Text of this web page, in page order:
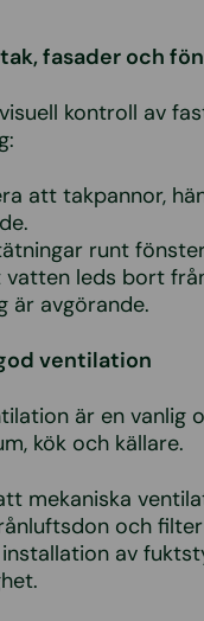
fasader och
kontroll av
att takpannor,
runt
vatten leds bort
är avgörande.
ventilation
är en vanlig
kök och källare.
mekaniska
och
installation av